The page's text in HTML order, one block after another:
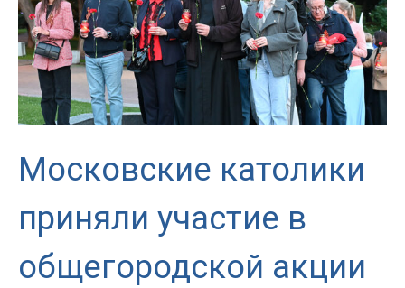
22.06.25
Московские католики
приняли участие в
общегородской акции